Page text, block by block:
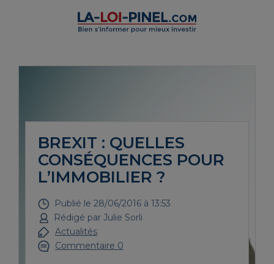
BREXIT : QUELLES
CONSÉQUENCES POUR
L’IMMOBILIER ?
Publié le 28/06/2016 à 13:53
Rédigé par Julie Sorli
Actualités
Commentaire 0